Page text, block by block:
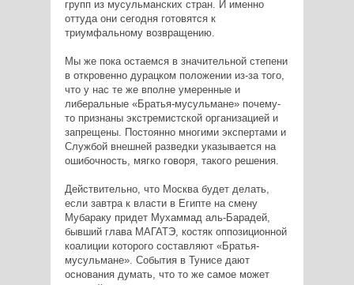
групп из мусульманских стран. И именно
оттуда они сегодня готовятся к
триумфальному возвращению.
Мы же пока остаемся в значительной степени
в откровенно дурацком положении из-за того,
что у нас те же вполне умеренные и
либеральные «Братья-мусульмане» почему-
то признаны экстремистской организацией и
запрещены. Постоянно многими экспертами и
Службой внешней разведки указывается на
ошибочность, мягко говоря, такого решения.
Действительно, что Москва будет делать,
если завтра к власти в Египте на смену
Мубараку придет Мухаммад аль-Барадей,
бывший глава МАГАТЭ, костяк оппозиционной
коалиции которого составляют «Братья-
мусульмане». События в Тунисе дают
основания думать, что то же самое может